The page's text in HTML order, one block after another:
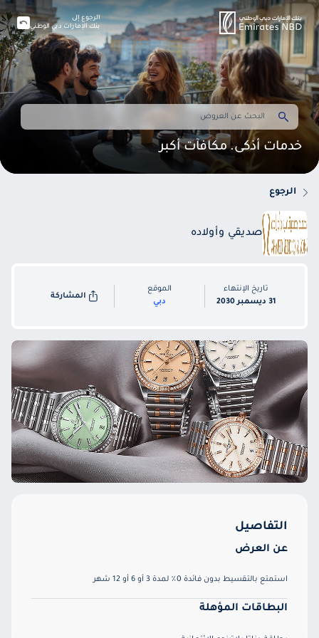
خدمات أذكى. مكافآت أكبر
الرجوع إلى
بنك الإمارات دبي الوطني
الرجوع
صديقي وأولاده
تاريخ الإنتهاء
31 ديسمبر 2030
الموقع
دبي
المشاركة
التفاصيل
عن العرض
استمتع بالتقسيط بدون فائدة 0٪ لمدة 3 أو 6 أو 12 شهر
البطاقات المؤهلة